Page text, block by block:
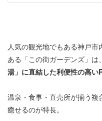
人気の観光地でもある神戸
ある「この街ガーデンズ」は、
湯」に直結した利便性の高い
温泉・食事・直売所が揃う複
癒せるのが特長。